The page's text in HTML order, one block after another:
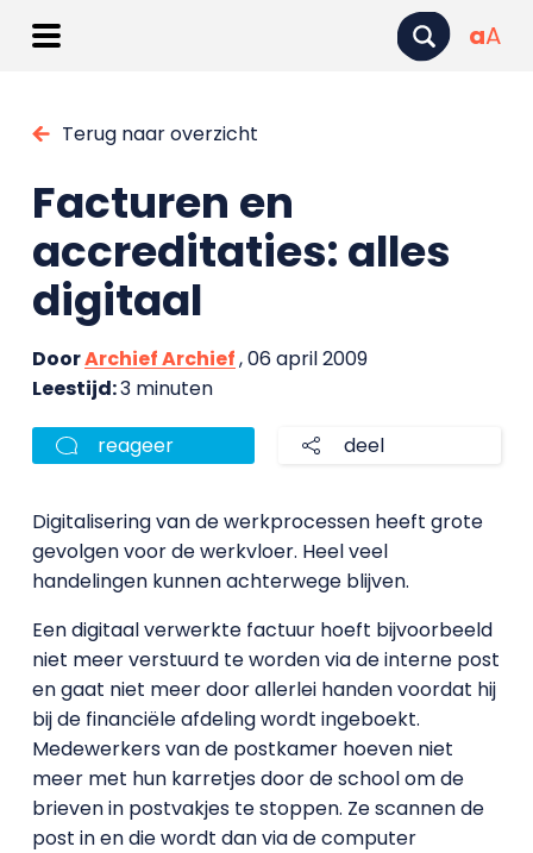
aA
Terug naar overzicht
Facturen en
accreditaties: alles
digitaal
DoorArchief Archief, 06 april 2009
Leestijd:3 minuten
reageer deel
Digitalisering van de werkprocessen heeft grote
gevolgen voor de werkvloer. Heel veel
handelingen kunnen achterwege blijven.
Een digitaal verwerkte factuur hoeft bijvoorbeeld
niet meer verstuurd te worden via de interne post
en gaat niet meer door allerlei handen voordat hij
bij de financiële afdeling wordt ingeboekt.
Medewerkers van de postkamer hoeven niet
meer met hun karretjes door de school om de
brieven in postvakjes te stoppen. Ze scannen de
post in en die wordt dan via de computer